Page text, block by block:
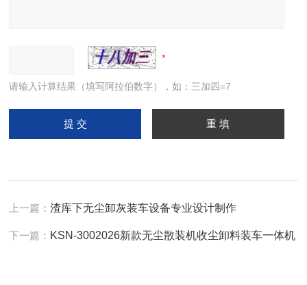
请输入计算结果（填写阿拉伯数字），如：三加四=7
上一篇：渣库下无尘卸灰装车设备专业设计制作
下一篇： KSN-3002026新款无尘散装机收尘卸料装车一体机